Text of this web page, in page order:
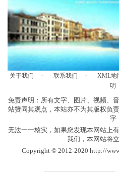
关于我们 - 联系我们 - XML地
明
免责声明：所有文字、图片、视频、
站赞同其观点，本站亦不为其版权负
字
无法一一核实，如果您发现本网站上
我们，本网站将
Copyright © 2012-2020 http://